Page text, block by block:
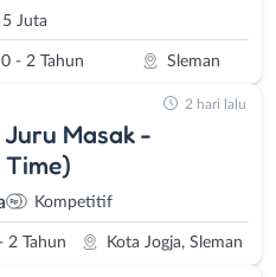
Juta
0 - 2 Tahun Sleman
Juru Masak -
Kompetitif
2 Tahun Kota Jogja, Sleman
2 hari lalu